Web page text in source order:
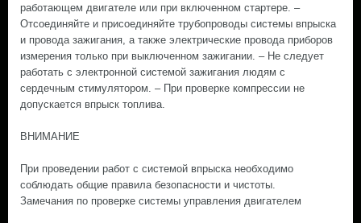
работающем двигателе или при включенном стартере. –
Отсоединяйте и присоединяйте трубопроводы системы впрыска
и провода зажигания, а также электрические провода приборов
измерения только при выключенном зажигании. – Не следует
работать с электронной системой зажигания людям с
сердечным стимулятором. – При проверке компрессии не
допускается впрыск топлива.
ВНИМАНИЕ
При проведении работ с системой впрыска необходимо
соблюдать общие правила безопасности и чистоты.
Замечания по проверке системы управления двигателем